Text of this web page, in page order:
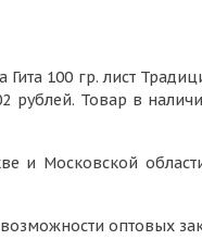
100 гр. лист
рублей. Товар в
и Московской
оптовых